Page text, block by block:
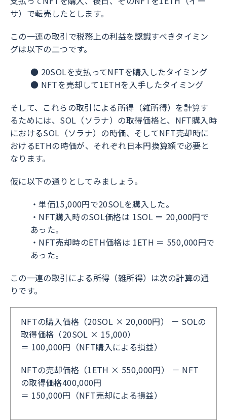
サ）で転売したとします。
この一連の取引で税務上の利益を認識すべきタイミン
グは以下の二つです。
● 20SOLを支払ってNFTを購入したタイミング
● NFTを売却して1ETHを入手したタイミング
そして、これらの取引による所得（雑所得）を計算す
るためには、SOL（ソラナ）の取得価格と、NFT購入時
におけるSOL（ソラナ）の時価、そしてNFT売却時に
おけるETHの時価が、それぞれ日本円換算額で必要と
なります。
仮に以下の通りとしてみましょう。
・単価15,000円で20SOLを購入した。
・NFT購入時のSOL価格は 1SOL ＝ 20,000円で
あった。
・NFT売却時のETH価格は 1ETH ＝ 550,000円で
あった。
この一連の取引による所得（雑所得）は次の計算の通
りです。
NFTの購入価格（20SOL × 20,000円） － SOLの
取得価格（20SOL × 15,000）
＝ 100,000円（NFT購入による損益）
NFTの売却価格（1ETH × 550,000円） － NFT
の取得価格400,000円
＝ 150,000円（NFT売却による損益）